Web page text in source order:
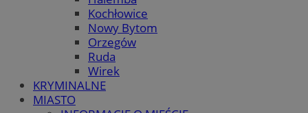
Kochłowice
Nowy Bytom
Orzegów
Ruda
Wirek
KRYMINALNE
MIASTO